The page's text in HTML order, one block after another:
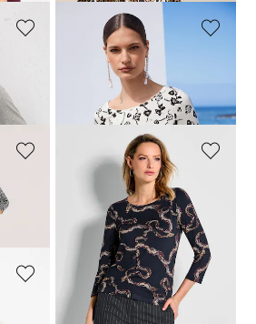
MADELEINE
Shirt mit Fantasy-Print und Strass
Viskose-Shirt mit Schlangenprint
79,95 €